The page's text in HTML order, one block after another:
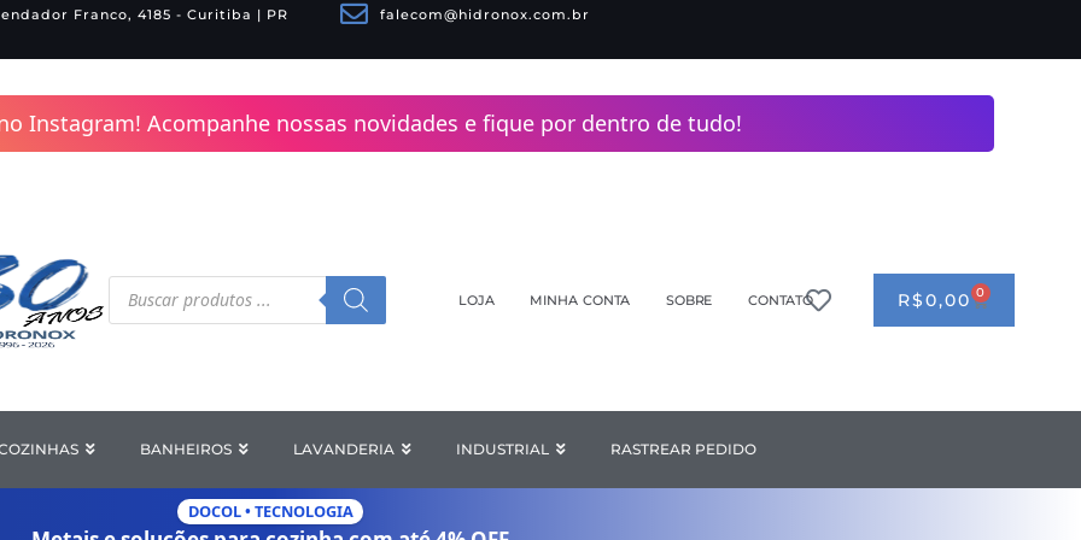
Franco, 4185 - Curitiba | PR falecom@hidronox.com.br
Instagram! Acompanhe nossas novidades e fique por dentro de tudo!
Pesquisar
produtos LOJA MINHA CONTA SOBRE CONTATO R$0,00 0 CART
Open COZINHAS
BANHEIROS Open BANHEIROS
LAVANDERIA Open LAVANDERIA
INDUSTRIAL Open INDUSTRIAL
RASTREAR PEDIDO
DOCOL • TECNOLOGIA